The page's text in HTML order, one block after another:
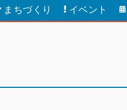
まちづくり イベント